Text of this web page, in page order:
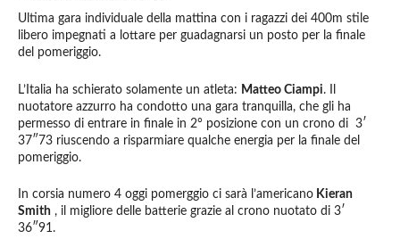
Ultima gara individuale della mattina con i ragazzi dei 400m stile
libero impegnati a lottare per guadagnarsi un posto per la finale
del pomeriggio.
L’Italia ha schierato solamente un atleta: Matteo Ciampi. Il
nuotatore azzurro ha condotto una gara tranquilla, che gli ha
permesso di entrare in finale in 2° posizione con un crono di 3′
37″73 riuscendo a risparmiare qualche energia per la finale del
pomeriggio.
In corsia numero 4 oggi pomerggio ci sarà l’americano Kieran
Smith , il migliore delle batterie grazie al crono nuotato di 3′
36″91.